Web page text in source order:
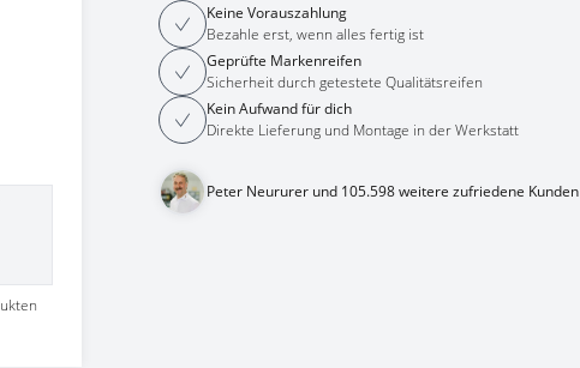
Keine Vorauszahlung
Bezahle erst, wenn alles fertig ist
Geprüfte Markenreifen
Sicherheit durch getestete Qualitätsreifen
Kein Aufwand für dich
Direkte Lieferung und Montage in der Werkstatt
Peter Neururer und 105.598 weitere zufriedene Kunden